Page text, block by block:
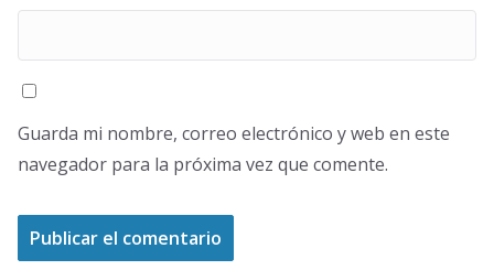
Guarda mi nombre, correo electrónico y web en este
navegador para la próxima vez que comente.